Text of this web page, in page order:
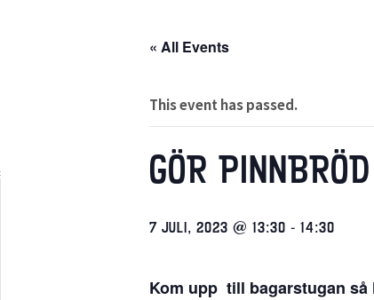
« All Events
This event has passed.
GÖR
7 JULI, 2023 @ 13:30 - 14:30
Kom upp till bagarstugan